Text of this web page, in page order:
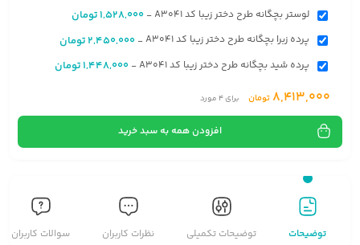
لوستر بچگانه طرح دختر زیبا کد A3041 -
1,528,000تومان
پرده زبرا بچگانه طرح دختر زیبا کد A3041 -
2,450,000تومان
پرده شید بچگانه طرح دختر زیبا کد A3041 -
1,448,000تومان
8,413,000 تومان برای4مورد
افزودن همه به سبد خرید
توضیحات توضیحات تکمیلی نظرات کاربران سوالات کاربران